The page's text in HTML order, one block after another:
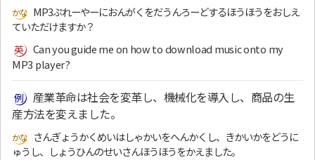
MP3ぷれーやーにおんがくをだうんろーどするほうほうをおしえ
ていただけますか？
Can you guide me on how to download music onto my
MP3 player?
産業革命は社会を変革し、機械化を導入し、商品の生
産方法を変えました。
さんぎょうかくめいはしゃかいをへんかくし、きかいかをどうに
ゅうし、しょうひんのせいさんほうほうをかえました。